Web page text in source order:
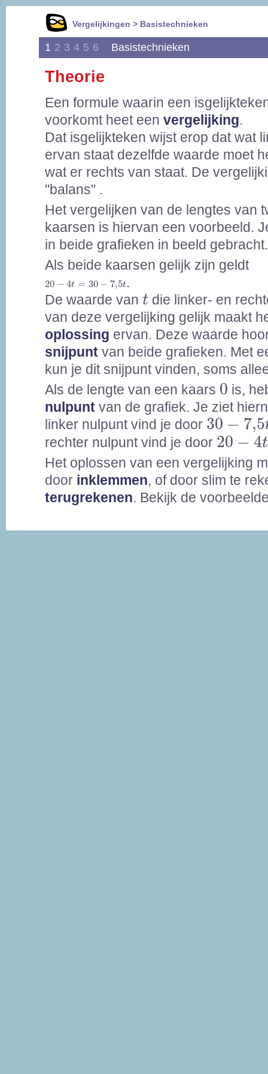
Vergelijkingen > Basistechnieken
1 2 3 4 5 6 Basistechnieken
Theorie
Een formule waarin een
voorkomt heet een vergelijking.
Dat isgelijkteken wijst erop dat wat
ervan staat dezelfde waarde moet
wat er rechts van staat. De
"balans" .
Het vergelijken van de lengtes van
kaarsen is hiervan een voorbeeld.
in beide grafieken in beeld gebracht.
Als beide kaarsen gelijk zijn geldt
20 − 4t = 30 − 7,5t
20 =30 7,5
.
De waarde van t
t die linker- en
van deze vergelijking gelijk maakt
oplossing ervan. Deze waarde
snijpunt van beide grafieken. Met
kun je dit snijpunt vinden, soms
Als de lengte van een kaars 0
0 is,
nulpunt van de grafiek. Je ziet
linker nulpunt vind je door 30 − 7,5
30-7,5t
rechter nulpunt vind je door 20 − 4t
20 4 t=
Het oplossen van een vergelijking
door inklemmen, of door slim te
terugrekenen. Bekijk de